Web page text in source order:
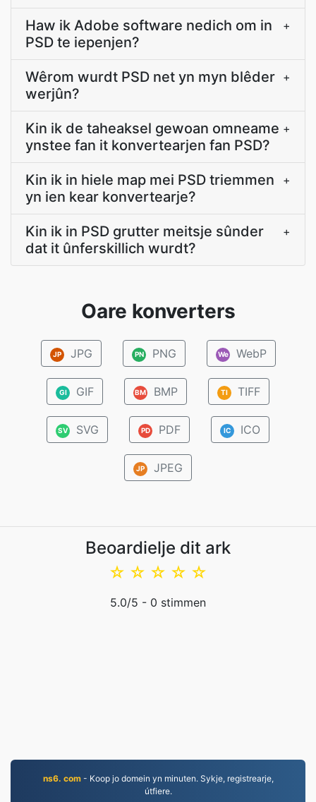
Haw ik Adobe software nedich om in
PSD te iepenjen?
+
Wêrom wurdt PSD net yn myn blêder
werjûn?
+
Kin ik de taheaksel gewoan omneame
ynstee fan it konvertearjen fan PSD?
+
Kin ik in hiele map mei PSD triemmen
yn ien kear konvertearje?
+
Kin ik in PSD grutter meitsje sûnder
dat it ûnferskillich wurdt?
+
Oare konverters
JP JPG PN PNG We WebP
GI GIF BM BMP TI TIFF
SV SVG PD PDF IC ICO
JP JPEG
Beoardielje dit ark
☆
☆
☆
☆
☆
5.0/5 - 0 stimmen
ns6. com- Koop jo domein yn minuten. Sykje, registrearje,
útfiere.